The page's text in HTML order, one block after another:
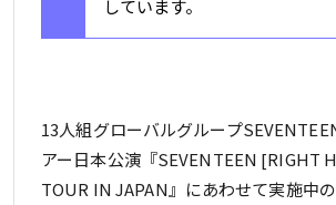
しています。
13人組グローバルグループ
アー日本公演『SEVENTEEN [RIGHT
TOUR IN JAPAN』にあわせて実施中